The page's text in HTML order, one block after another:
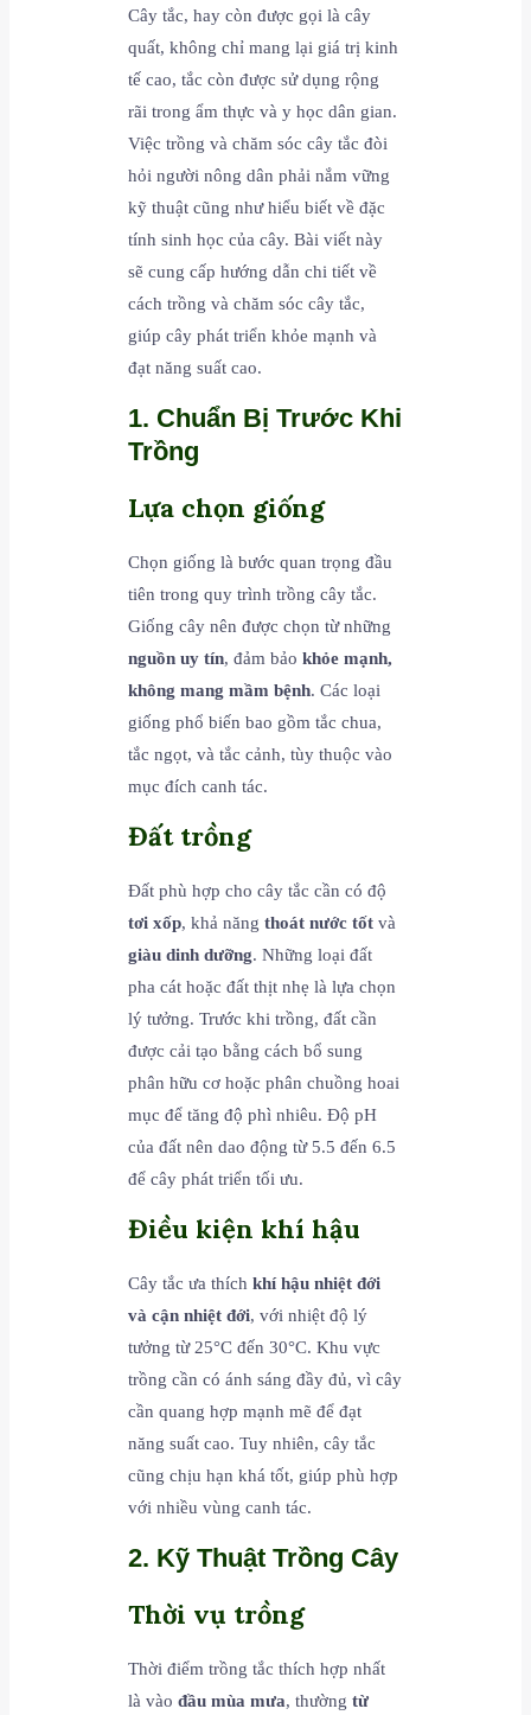
Cây tắc, hay còn được gọi là cây
quất, không chỉ mang lại giá trị kinh
tế cao, tắc còn được sử dụng rộng
rãi trong ẩm thực và y học dân gian.
Việc trồng và chăm sóc cây tắc đòi
hỏi người nông dân phải nắm vững
kỹ thuật cũng như hiểu biết về đặc
tính sinh học của cây. Bài viết này
sẽ cung cấp hướng dẫn chi tiết về
cách trồng và chăm sóc cây tắc,
giúp cây phát triển khỏe mạnh và
đạt năng suất cao.
1. Chuẩn Bị Trước Khi
Trồng
Lựa chọn giống
Chọn giống là bước quan trọng đầu
tiên trong quy trình trồng cây tắc.
Giống cây nên được chọn từ những
nguồn uy tín, đảm bảokhỏe mạnh,
không mang mầm bệnh. Các loại
giống phổ biến bao gồm tắc chua,
tắc ngọt, và tắc cảnh, tùy thuộc vào
mục đích canh tác.
Đất trồng
Đất phù hợp cho cây tắc cần có độ
tơi xốp, khả năngthoát nước tốt và
giàu dinh dưỡng. Những loại đất
pha cát hoặc đất thịt nhẹ là lựa chọn
lý tưởng. Trước khi trồng, đất cần
được cải tạo bằng cách bổ sung
phân hữu cơ hoặc phân chuồng hoai
mục để tăng độ phì nhiêu. Độ pH
của đất nên dao động từ 5.5 đến 6.5
để cây phát triển tối ưu.
Điều kiện khí hậu
Cây tắc ưa thíchkhí hậu nhiệt đới
và cận nhiệt đới, với nhiệt độ lý
tưởng từ 25°C đến 30°C. Khu vực
trồng cần có ánh sáng đầy đủ, vì cây
cần quang hợp mạnh mẽ để đạt
năng suất cao. Tuy nhiên, cây tắc
cũng chịu hạn khá tốt, giúp phù hợp
với nhiều vùng canh tác.
2. Kỹ Thuật Trồng Cây
Thời vụ trồng
Thời điểm trồng tắc thích hợp nhất
là vàođầu mùa mưa, thườngtừ